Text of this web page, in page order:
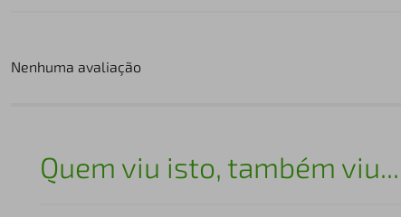
Nenhuma avaliação
Quem viu isto, também viu...